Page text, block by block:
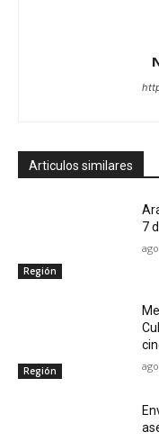
Articulos similares
Región
7
Región